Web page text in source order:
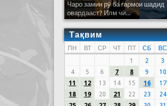
Чаро замин рӯ ба гармои шадид
овардааст? Илм чӣ...
Тақвим
ПН ВТ СР ЧТ ПТ СБ
ВС
1
2
3
4
5 6 7 8 9
10
11
12 13 14 15 16
17
18
19 20 21 22 23
24